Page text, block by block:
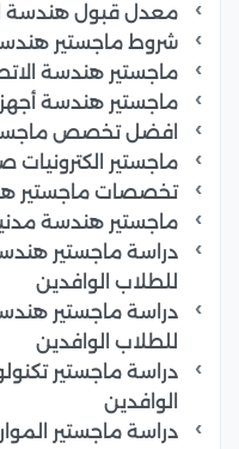
معدل قبول هندسة
شروط ماجستير
ماجستير هندسة
ماجستير هندسة
افضل تخصص
ماجستير الكترونيات
تخصصات ماجستير
ماجستير هندسة
دراسة ماجستير
للطلاب الوافدين
دراسة ماجستير
للطلاب الوافدين
دراسة ماجستير
الوافدين
دراسة ماجستير